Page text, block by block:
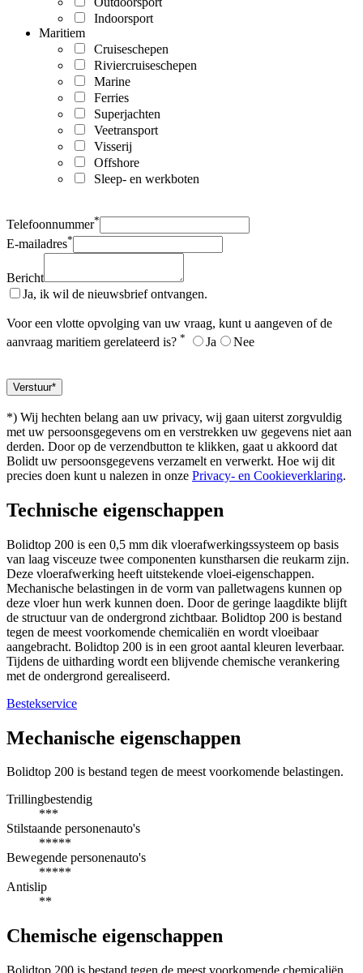
Indoorsport
Maritiem
Cruiseschepen
Riviercruiseschepen
Marine
Ferries
Superjachten
Veetransport
Visserij
Offshore
Sleep- en werkboten
Telefoonnummer*
E-mailadres*
Bericht
Ja, ik wil de nieuwsbrief ontvangen.
Voor een vlotte opvolging van uw vraag, kunt u aangeven of de
aanvraag maritiem gerelateerd is? * Ja Nee
*) Wij hechten belang aan uw privacy, wij gaan uiterst zorgvuldig
met uw persoonsgegevens om en verstrekken uw gegevens niet aan
derden. Door op de verzendbutton te klikken, gaat u akkoord dat
Bolidt uw persoonsgegevens verzamelt en verwerkt. Hoe wij dit
precies doen kunt u nalezen in onze Privacy- en Cookieverklaring.
Technische eigenschappen
Bolidtop 200 is een 0,5 mm dik vloerafwerkingssysteem op basis
van laag visceuze twee componenten kunstharsen die reukarm zijn.
Deze vloerafwerking heeft uitstekende vloei-eigenschappen.
Mechanische belastingen in de vorm van palletwagens kunnen op
deze vloer hun werk kunnen doen. Door de geringe laagdikte blijft
de structuur van de ondergrond zichtbaar. Bolidtop 200 is bestand
tegen de meest voorkomende chemicaliën en wordt vloeibaar
aangebracht. Bolidtop 200 is in een groot aantal kleuren leverbaar.
Tijdens de uitharding wordt een blijvende chemische verankering
met de ondergrond gerealiseerd.
Bestekservice
Mechanische eigenschappen
Bolidtop 200 is bestand tegen de meest voorkomende belastingen.
Trillingbestendig
***
Stilstaande personenauto's
*****
Bewegende personenauto's
*****
Antislip
**
Chemische eigenschappen